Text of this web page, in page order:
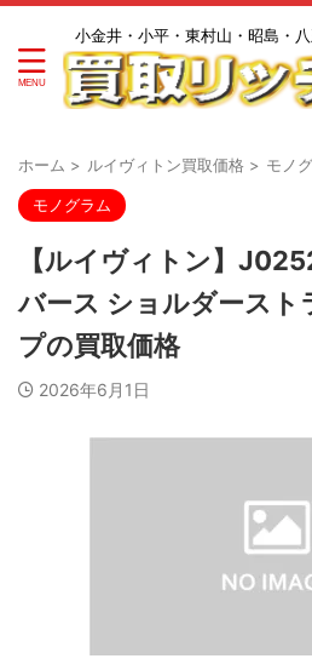
小金井・小平・東村山・昭島・
ホーム > ルイヴィトン買取価格 > モノ
モノグラム
【ルイヴィトン】
バース ショルダースト
プの買取価格
2026年6月1日